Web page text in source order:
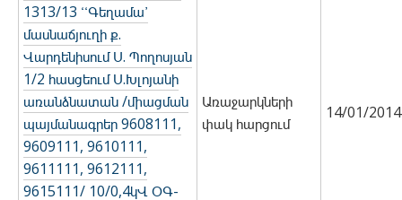
1313/13 ՙՙԳեղամա՚
մասնաճյուղի ք.
Վարդենիսում Ս. Պողոսյան
1/2 հասցեում Ս.Խլոյանի
առանձնատան /միացման
պայմանագրեր 9608111,
9609111, 9610111,
9611111, 9612111,
9615111/ 10/0,4կՎ ՕԳ-
Առաջարկների
փակ հարցում
14/01/2014